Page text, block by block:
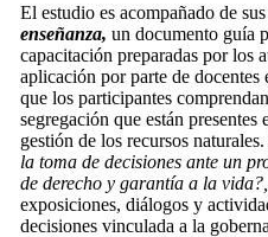
​El estudio es acompañado de
enseñanza, un documento guía
capacitación preparadas por los
aplicación por parte de docentes
que los participantes
segregación que están
gestión de los recursos
la toma de decisiones ante un
de derecho y garantía a la
exposiciones, diálogos y
decisiones vinculada a la